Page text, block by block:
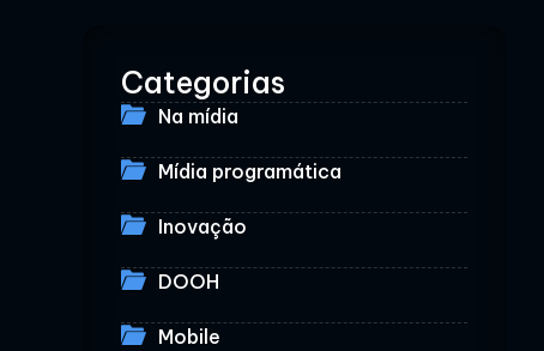
Categorias
Na mídia
Mídia programática
Inovação
DOOH
Mobile